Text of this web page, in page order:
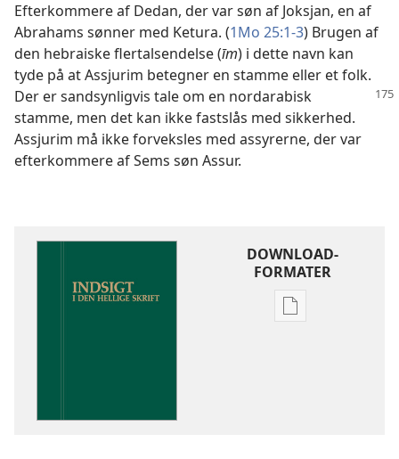
Efterkommere af Dedan, der var søn af Joksjan, en af
Abrahams sønner med Ketura. (1Mo 25:1-3) Brugen af
den hebraiske flertalsendelse (īm) i dette navn kan
tyde på at Assjurim betegner en stamme eller et folk.
Der er sandsynligvis tale om en nordarabisk
stamme, men det kan ikke fastslås med sikkerhed.
Assjurim må ikke forveksles med assyrerne, der var
efterkommere af Sems søn Assur.
DOWNLOAD-
FORMATER
Indstillinger